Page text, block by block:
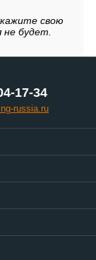
свою
не будет.
17-34
russia.ru